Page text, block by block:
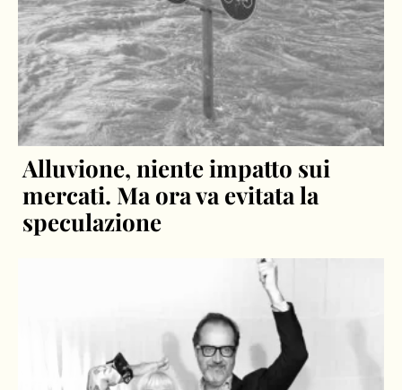
Alluvione, niente impatto sui
mercati. Ma ora va evitata la
speculazione